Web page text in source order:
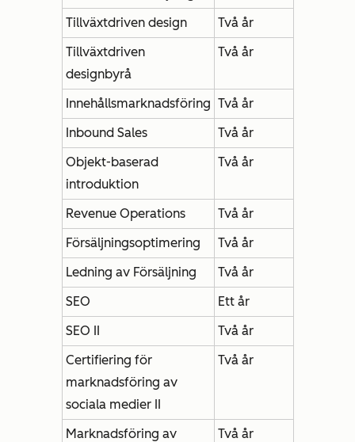
Tillväxtdriven design
Två år
Tillväxtdriven
designbyrå
Två år
Innehållsmarknadsföring Två år
Inbound Sales
Två år
Objekt-baserad
introduktion
Två år
Revenue Operations
Två år
Försäljningsoptimering
Två år
Ledning av Försäljning
Två år
SEO
Ett år
SEO II
Två år
Certifiering för
marknadsföring av
sociala medier II
Två år
Marknadsföring av
Två år